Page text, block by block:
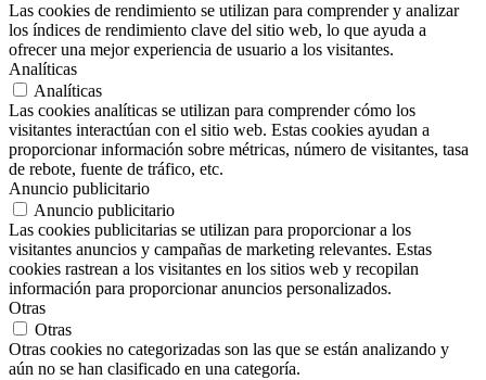
Las cookies de rendimiento se utilizan para comprender y analizar
los índices de rendimiento clave del sitio web, lo que ayuda a
ofrecer una mejor experiencia de usuario a los visitantes.
Analíticas
Analíticas
Las cookies analíticas se utilizan para comprender cómo los
visitantes interactúan con el sitio web. Estas cookies ayudan a
proporcionar información sobre métricas, número de visitantes, tasa
de rebote, fuente de tráfico, etc.
Anuncio publicitario
Anuncio publicitario
Las cookies publicitarias se utilizan para proporcionar a los
visitantes anuncios y campañas de marketing relevantes. Estas
cookies rastrean a los visitantes en los sitios web y recopilan
información para proporcionar anuncios personalizados.
Otras
Otras
Otras cookies no categorizadas son las que se están analizando y
aún no se han clasificado en una categoría.